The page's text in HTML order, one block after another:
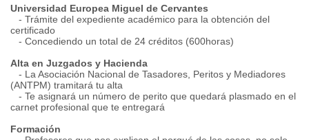
Universidad Europea Miguel de Cervantes
- Trámite del expediente académico para la obtención del
certificado
- Concediendo un total de 24 créditos (600horas)
Alta en Juzgados y Hacienda
- La Asociación Nacional de Tasadores, Peritos y Mediadores
(ANTPM) tramitará tu alta
- Te asignará un número de perito que quedará plasmado en el
carnet profesional que te entregará
Formación